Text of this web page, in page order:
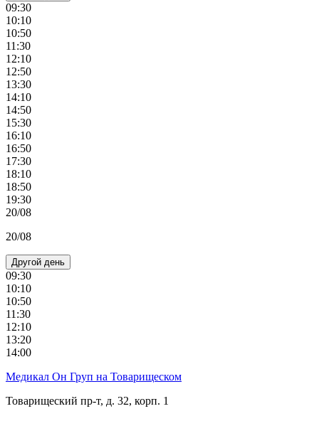
09:30
10:10
10:50
11:30
12:10
12:50
13:30
14:10
14:50
15:30
16:10
16:50
17:30
18:10
18:50
19:30
20/08
20/08
Другой день
09:30
10:10
10:50
11:30
12:10
13:20
14:00
Медикал Он Груп на Товарищеском
Товарищеский пр-т, д. 32, корп. 1